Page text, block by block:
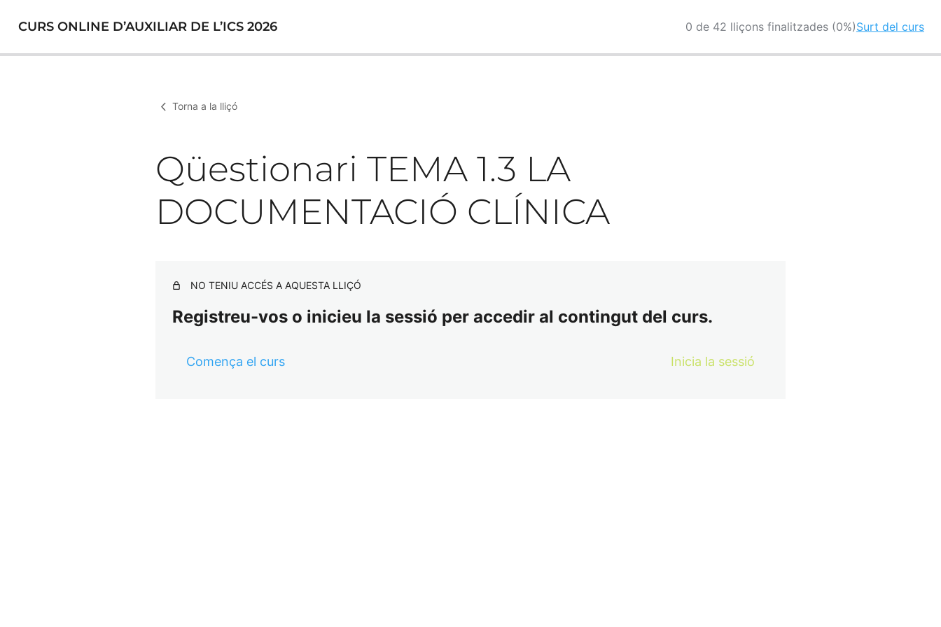
CURS ONLINE D’AUXILIAR DE L’ICS 2026 0 de 42 lliçons finalitzades (0%)Surt del curs
Torna a la lliçó
Qüestionari TEMA 1.3 LA
DOCUMENTACIÓ CLÍNICA
NO TENIU ACCÉS A AQUESTA LLIÇÓ
Registreu-vos o inicieu la sessió per accedir al contingut del curs.
Comença el curs Inicia la sessió